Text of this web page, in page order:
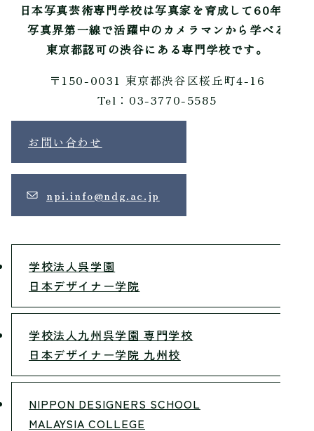
日本写真芸術専門学校は写真家を育成して60年。
写真界第一線で活躍中のカメラマンから学べる
東京都認可の渋谷にある専門学校です。
〒150-0031 東京都渋谷区桜丘町4-16
Tel：03-3770-5585
お問い合わせ
npi.info@ndg.ac.jp
学校法人呉学園
日本デザイナー学院
学校法人九州呉学園 専門学校
日本デザイナー学院 九州校
NIPPON DESIGNERS SCHOOL
MALAYSIA COLLEGE